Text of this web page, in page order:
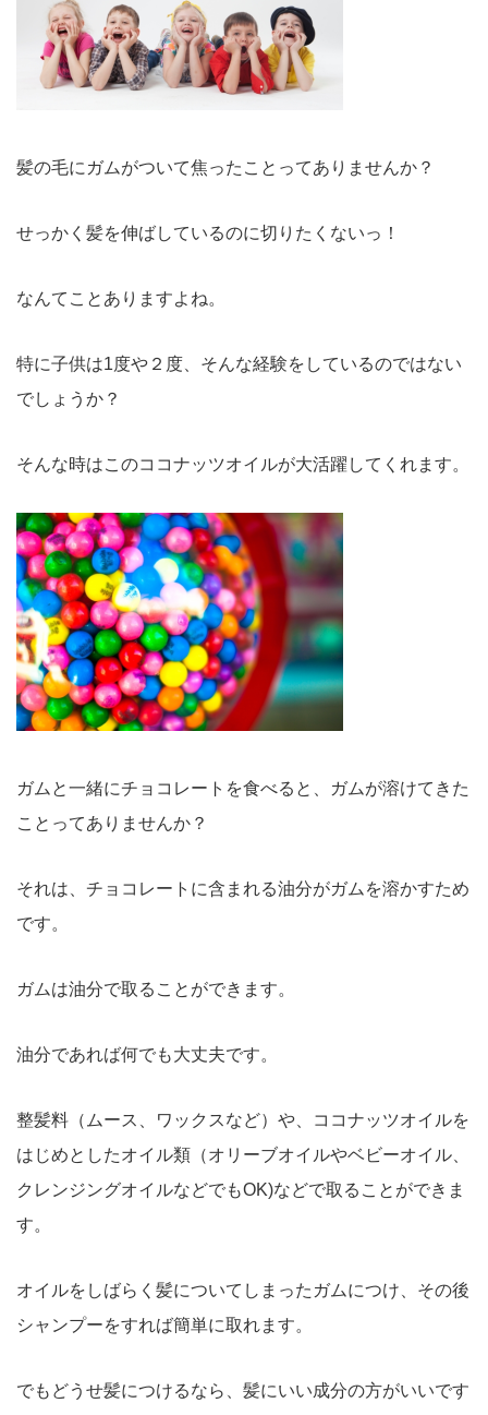
髪の毛にガムがついて焦ったことってありませんか？
せっかく髪を伸ばしているのに切りたくないっ！
なんてことありますよね。
特に子供は1度や２度、そんな経験をしているのではない
でしょうか？
そんな時はこのココナッツオイルが大活躍してくれます。
ガムと一緒にチョコレートを食べると、ガムが溶けてきた
ことってありませんか？
それは、チョコレートに含まれる油分がガムを溶かすため
です。
ガムは油分で取ることができます。
油分であれば何でも大丈夫です。
整髪料（ムース、ワックスなど）や、ココナッツオイルを
はじめとしたオイル類（オリーブオイルやベビーオイル、
クレンジングオイルなどでもOK)などで取ることができま
す。
オイルをしばらく髪についてしまったガムにつけ、その後
シャンプーをすれば簡単に取れます。
でもどうせ髪につけるなら、髪にいい成分の方がいいです